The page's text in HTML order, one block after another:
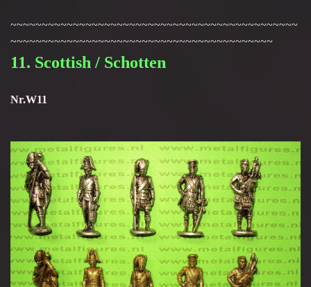
~~~~~~~~~~~~~~~~~~~~~~~~~~~~~~~~~~~~~~~~~~~~~~
~~~~~~~~~~~~~~~~~~~~~~~~~~~~~~~~~~~~~~~~~~
11. Scottish / Schotten
Nr.W11